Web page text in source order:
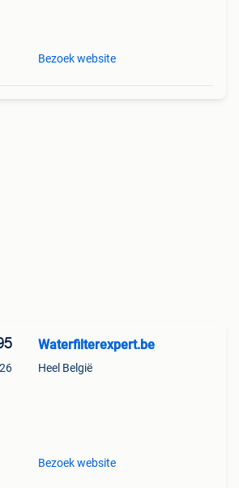
Bezoek website
Waterfilterexpert.be
Heel België
Bezoek website